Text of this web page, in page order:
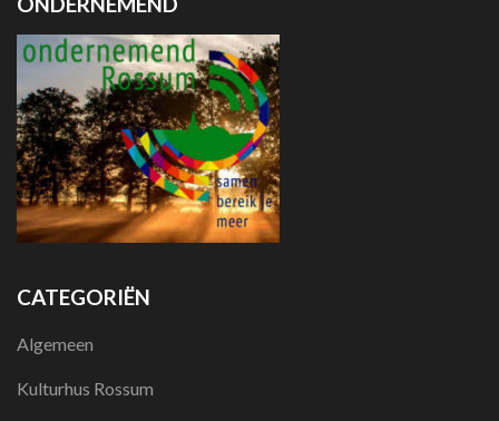
CATEGORIËN
Algemeen
Kulturhus Rossum